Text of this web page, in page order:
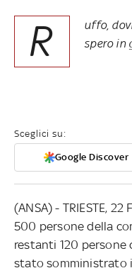
R
uffo,
spero in
Sceglici su:
Google Discover
(ANSA) - TRIESTE,
500 persone della
restanti 120 persone
stato somministrato